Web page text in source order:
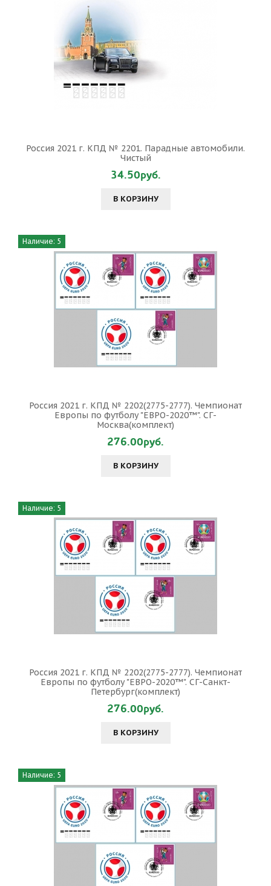
Россия 2021 г. КПД № 2201. Парадные автомобили.
Чистый
34.50руб.
В КОРЗИНУ
Наличие: 5
Россия 2021 г. КПД № 2202(2775-2777). Чемпионат
Европы по футболу "ЕВРО-2020™". СГ-
Москва(комплект)
276.00руб.
В КОРЗИНУ
Наличие: 5
Россия 2021 г. КПД № 2202(2775-2777). Чемпионат
Европы по футболу "ЕВРО-2020™". СГ-Санкт-
Петербург(комплект)
276.00руб.
В КОРЗИНУ
Наличие: 5